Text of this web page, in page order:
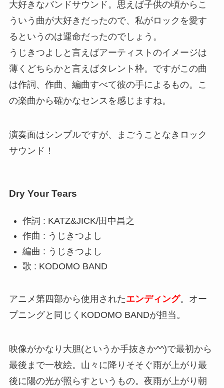
大好きなバンドサウンド。思えば子供の頃からこ
ういう曲が大好きだったので、私がロックを愛す
るというのは運命だったのでしょう。
うじきつよしと言えばアーティストのイメージは
薄くどちらかと言えばタレント枠。ですがこの曲
は作詞、作曲、編曲すべて彼の手によるもの。こ
の楽曲から確かなセンスを感じますね。
演奏面はシンプルですが、まごうことなきロック
サウンド！
Dry Your Tears
作詞 : KATZ&JICK/田中昌之
作曲 : うじきつよし
編曲 : うじきつよし
歌 : KODOMO BAND
アニメ第四部から使用されたエンディング。オー
プニングと同じくKODOMO BANDが担当。
映像がかなり大胆(というか手抜きか^^)で最初から
最後まで一枚絵。山々に降りそそぐ雨が上がり最
後に陽の光が照らすというもの。夜雨が上がり朝